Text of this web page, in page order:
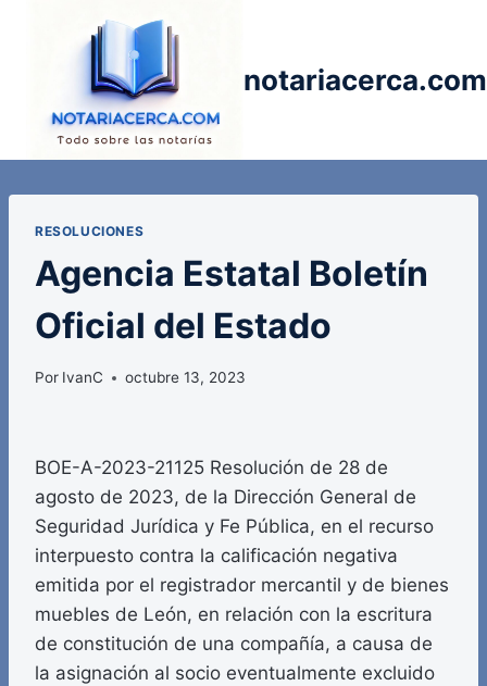
notariacerca.com
RESOLUCIONES
Agencia Estatal Boletín
Oficial del Estado
Por IvanC octubre 13, 2023
BOE-A-2023-21125 Resolución de 28 de
agosto de 2023, de la Dirección General de
Seguridad Jurídica y Fe Pública, en el recurso
interpuesto contra la calificación negativa
emitida por el registrador mercantil y de bienes
muebles de León, en relación con la escritura
de constitución de una compañía, a causa de
la asignación al socio eventualmente excluido